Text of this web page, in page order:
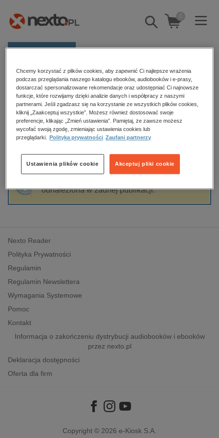
Pokaż/schowaj
wyszukiwarkę
0
Kategorie
Zobacz wszystkie E-prasa
budownictwo, aranżacja wnętrz
biznesowe, branżowe, gospodarka
dzienniki
edukacja
hobby, sport, rozrywka
komputery, internet, technologie, informatyka
polityka, społeczno-informacyjne
psychologiczne
inne
popularno-naukowe
historia
Strona główna Małgorzata Kur
Małgorzata Kur
Sortowanie Filtrowanie
odnaleziona w żadnej publikacji.
Nexto Reader
Polityka Prywatności
Regulamin
Regulamin Newslettera
Wymagania Systemowe
Pomoc
Kontakt
Informacja o zakończeniu dystrybucji audiobooków i ebooków
przez nexto.pl
Deklaracja dostępności
Oferta dla firm
Copyright © 2026 e-Kiosk S.A.
Chcemy korzystać z plików cookies, aby zapewnić Ci najlepsze wrażenia
podczas przeglądania naszego katalogu ebooków, audiobooków i e-prasy,
dostarczać spersonalizowane rekomendacje oraz udostępniać Ci najnowsze
funkcje, które rozwijamy dzięki analizie danych i współpracy z naszymi
partnerami. Jeśli zgadzasz się na korzystanie ze wszystkich plików cookies,
kliknij „Zaakceptuj wszystkie”. Możesz również dostosować swoje
preferencje, klikając „Zmień ustawienia”. Pamiętaj, że zawsze możesz
wycofać swoją zgodę, zmieniając ustawienia cookies lub
przeglądarki.
Polityka prywatności Zaufani partnerzy
Akceptuj pliki cookie
Ustawienia plików cookie